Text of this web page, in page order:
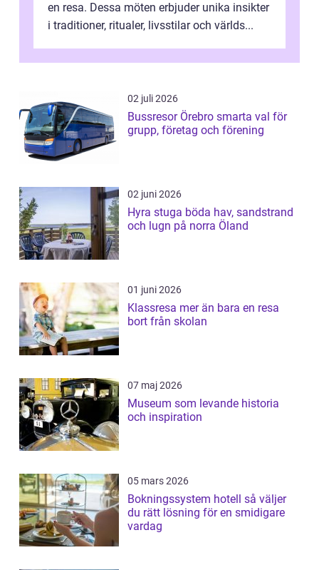
en resa. Dessa möten erbjuder unika insikter
i traditioner, ritualer, livsstilar och världs...
02 juli 2026
Bussresor Örebro smarta val för
grupp, företag och förening
02 juni 2026
Hyra stuga böda hav, sandstrand
och lugn på norra Öland
01 juni 2026
Klassresa mer än bara en resa
bort från skolan
07 maj 2026
Museum som levande historia
och inspiration
05 mars 2026
Bokningssystem hotell så väljer
du rätt lösning för en smidigare
vardag